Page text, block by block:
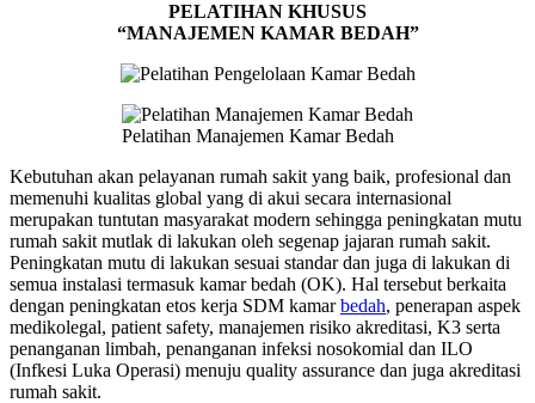
PELATIHAN KHUSUS
“MANAJEMEN KAMAR BEDAH”
Pelatihan Manajemen Kamar Bedah
Kebutuhan akan pelayanan rumah sakit yang baik, profesional dan
memenuhi kualitas global yang di akui secara internasional
merupakan tuntutan masyarakat modern sehingga peningkatan mutu
rumah sakit mutlak di lakukan oleh segenap jajaran rumah sakit.
Peningkatan mutu di lakukan sesuai standar dan juga di lakukan di
semua instalasi termasuk kamar bedah (OK). Hal tersebut berkaita
dengan peningkatan etos kerja SDM kamarbedah, penerapan aspek
medikolegal, patient safety, manajemen risiko akreditasi, K3 serta
penanganan limbah, penanganan infeksi nosokomial dan ILO
(Infkesi Luka Operasi) menuju quality assurance dan juga akreditasi
rumah sakit.